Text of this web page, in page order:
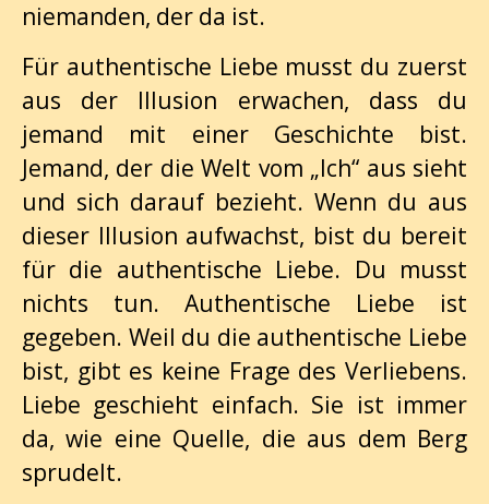
niemanden, der da ist.
Für authentische Liebe musst du zuerst
aus der Illusion erwachen, dass du
jemand mit einer Geschichte bist.
Jemand, der die Welt vom „Ich“ aus sieht
und sich darauf bezieht. Wenn du aus
dieser Illusion aufwachst, bist du bereit
für die authentische Liebe. Du musst
nichts tun. Authentische Liebe ist
gegeben. Weil du die authentische Liebe
bist, gibt es keine Frage des Verliebens.
Liebe geschieht einfach. Sie ist immer
da, wie eine Quelle, die aus dem Berg
sprudelt.